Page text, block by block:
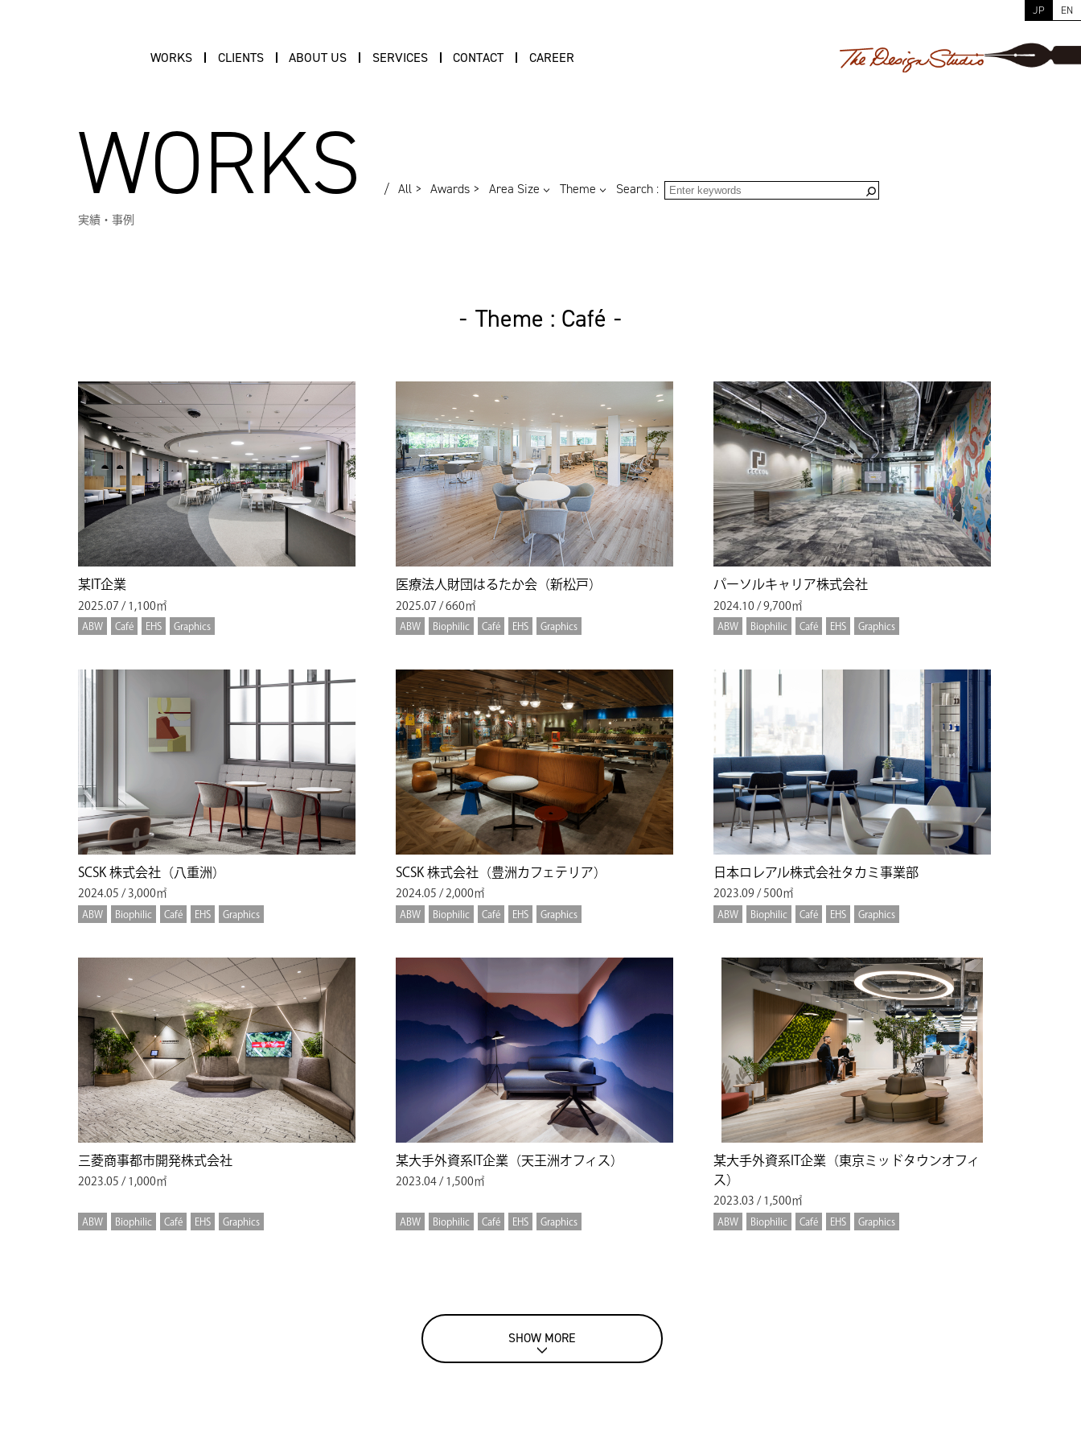
JP EN
WORKS CLIENTS ABOUT US SERVICES CONTACT CAREER
WORKS
実績・事例
All Awards Area Size Theme Search :
Theme : Café
某IT企業
2025.07 / 1,100㎡
ABW Café EHS Graphics
医療法人財団はるたか会（新松戸）
2025.07 / 660㎡
ABW Biophilic Café EHS Graphics
パーソルキャリア株式会社
2024.10 / 9,700㎡
ABW Biophilic Café EHS Graphics
SCSK 株式会社（八重洲）
2024.05 / 3,000㎡
ABW Biophilic Café EHS Graphics
SCSK 株式会社（豊洲カフェテリア）
2024.05 / 2,000㎡
ABW Biophilic Café EHS Graphics
日本ロレアル株式会社タカミ事業部
2023.09 / 500㎡
ABW Biophilic Café EHS Graphics
三菱商事都市開発株式会社
2023.05 / 1,000㎡
ABW Biophilic Café EHS Graphics
某大手外資系IT企業（天王洲オフィス）
2023.04 / 1,500㎡
ABW Biophilic Café EHS Graphics
某大手外資系IT企業（東京ミッドタウンオフィ
ス）
2023.03 / 1,500㎡
ABW Biophilic Café EHS Graphics
SHOW MORE